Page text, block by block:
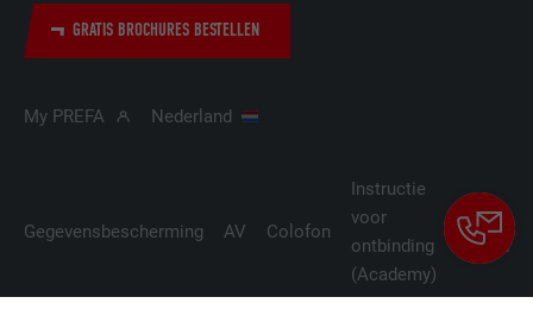
GRATIS BROCHURES BESTELLEN
My PREFA Nederland
Gegevensbescherming AV Colofon
Instructie
voor
ontbinding
(Academy)
Cookie-
AANBIEDER Facebook
Wordt door Facebook gebruikt om een
serie promotieproducten weer te geven,
zoals realtime-biedingen van derde